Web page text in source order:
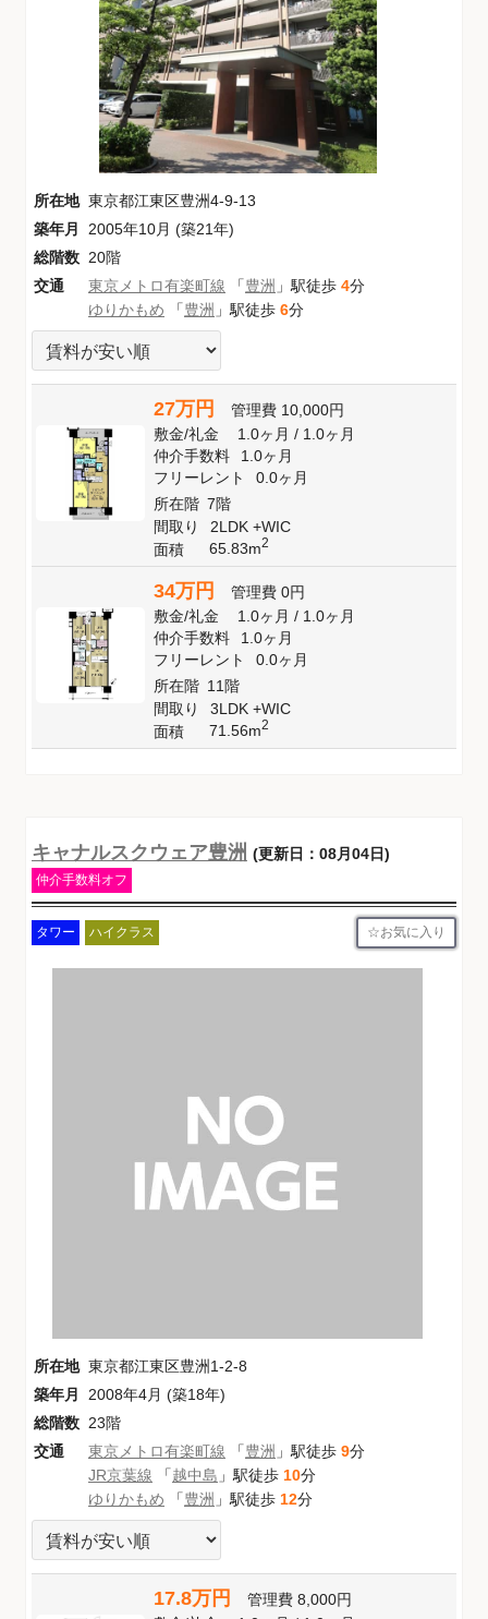
所在地 東京都江東区豊洲4-9-13
築年月
2005年10月 (築21年)
総階数 20階
交通
東京メトロ有楽町線 「豊洲 」駅徒歩 4分
ゆりかもめ 「豊洲 」駅徒歩 6分
27万円 管理費 10,000円
敷金/礼金 1.0ヶ月/ 1.0ヶ月
仲介手数料
1.0ヶ月
フリーレント
0.0ヶ月
所在階 7階
間取り
2LDK +WIC
面積
65.83m2
34万円 管理費 0円
敷金/礼金 1.0ヶ月/ 1.0ヶ月
仲介手数料
1.0ヶ月
フリーレント
0.0ヶ月
所在階 11階
間取り
3LDK +WIC
面積
71.56m2
キャナルスクウェア豊洲 (更新日：08月04日)
仲介手数料オフ
タワー ハイクラス お気に入り
所在地 東京都江東区豊洲1-2-8
築年月
2008年4月 (築18年)
総階数 23階
交通
東京メトロ有楽町線 「豊洲 」駅徒歩 9分
JR京葉線 「越中島 」駅徒歩 10分
ゆりかもめ 「豊洲 」駅徒歩 12分
17.8万円 管理費 8,000円